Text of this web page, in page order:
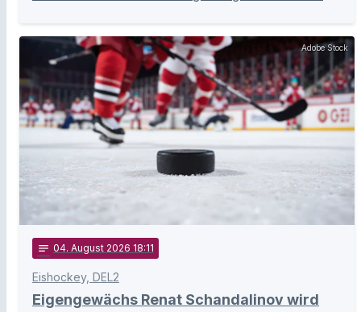
Adobe Stock
notes 04. August 2026 18:11
Eishockey, DEL2
Eigengewächs Renat Schandalinov wird